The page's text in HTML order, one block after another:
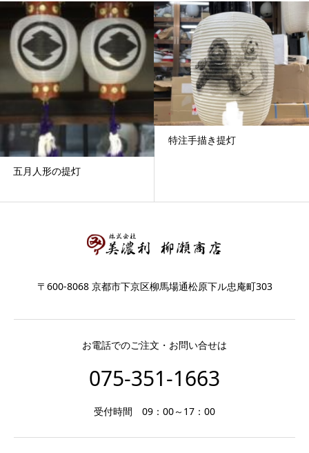
五月人形の提灯
特注手描き提灯
〒600-8068 京都市下京区柳馬場通松原下ル忠庵町303
お電話でのご注文・お問い合せは
075-351-1663
受付時間 09：00～17：00